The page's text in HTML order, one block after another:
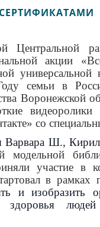
Центральной
акции
семьи в
Воронежской
со
Варвара Ш.,
модельной
участие в
в рамках
и изобразить
здоровья